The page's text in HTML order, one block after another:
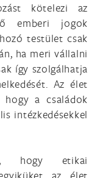
kötelezi az
emberi jogok
testület csak
ha meri vállalni
így szolgálhatja
Az élet
hogy a családok
intézkedésekkel
hogy etikai